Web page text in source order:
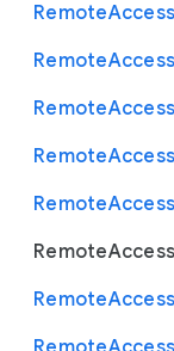
RemoteAccess
RemoteAccess
RemoteAccess
RemoteAccess
RemoteAccess
RemoteAccess
RemoteAccess